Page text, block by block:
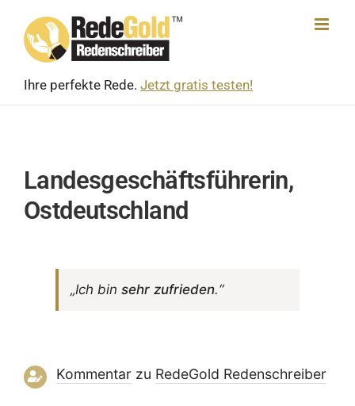
content
Ihre perfekte Rede. Jetzt gratis testen!
Landesgeschäftsführerin,
Ostdeutschland
„Ich bin sehr zufrieden.“
Kommentarzu RedeGold Reden­schreiber